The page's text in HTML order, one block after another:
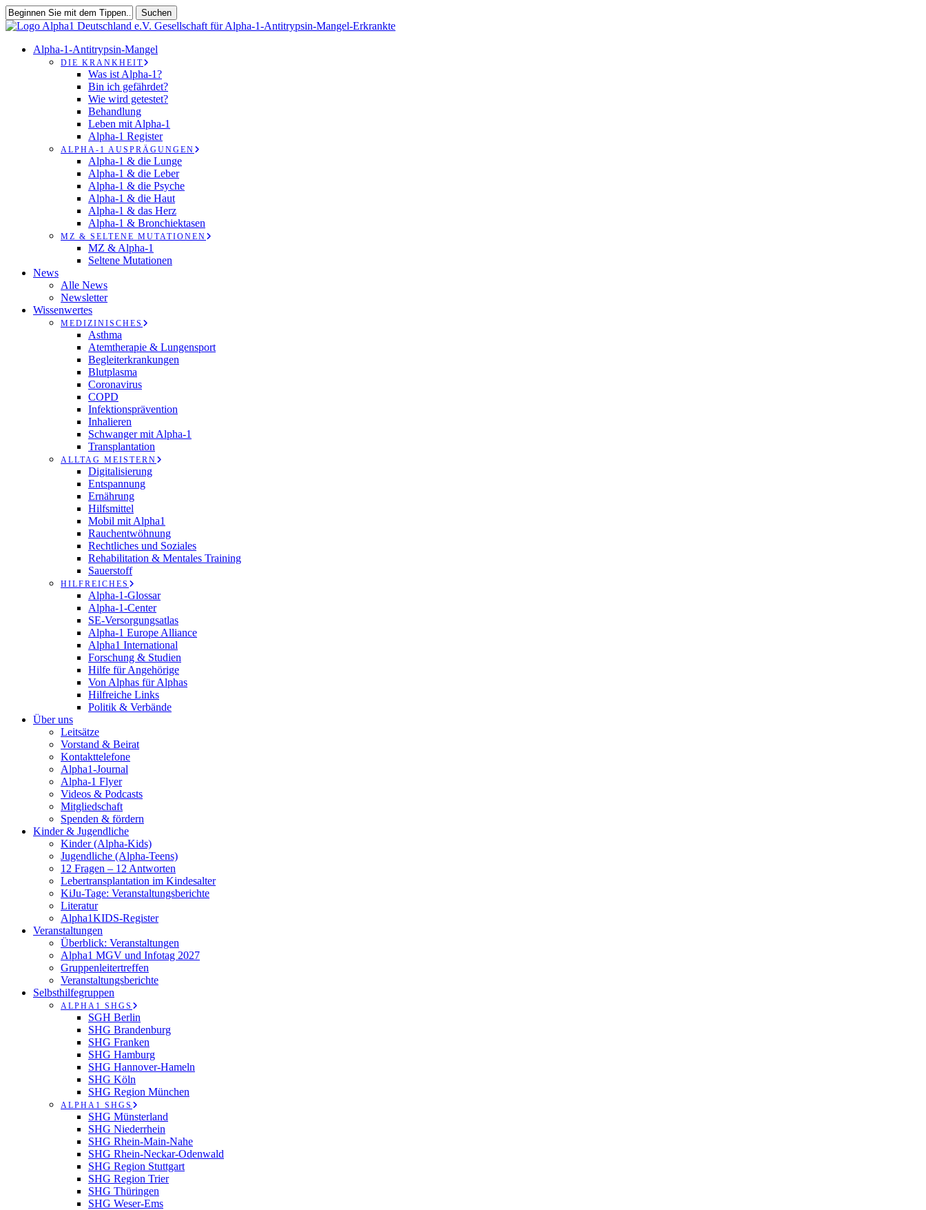
Zum
Hauptinhalt
springen
Suchen
Suche
suchen
SpeisekarteAlpha-1-Antitrypsin-Mangel
DIE KRANKHEIT
Was ist Alpha-1?
Bin ich gefährdet?
Wie wird getestet?
Behandlung
Leben mit Alpha-1
Alpha-1 Register
ALPHA-1 AUSPRÄGUNGEN
Alpha-1 & die Lunge
Alpha-1 & die Leber
Alpha-1 & die Psyche
Alpha-1 & die Haut
Alpha-1 & das Herz
Alpha-1 & Bronchiektasen
MZ & SELTENE MUTATIONEN
MZ & Alpha-1
Seltene Mutationen
News
Alle News
Newsletter
Wissenwertes
MEDIZINISCHES
Asthma
Atemtherapie & Lungensport
Begleiterkrankungen
Blutplasma
Coronavirus
COPD
Infektionsprävention
Inhalieren
Schwanger mit Alpha-1
Transplantation
ALLTAG MEISTERN
Digitalisierung
Entspannung
Ernährung
Hilfsmittel
Mobil mit Alpha1
Rauchentwöhnung
Rechtliches und Soziales
Rehabilitation & Mentales Training
Sauerstoff
HILFREICHES
Alpha-1-Glossar
Alpha-1-Center
SE-Versorgungsatlas
Alpha-1 Europe Alliance
Alpha1 International
Forschung & Studien
Hilfe für Angehörige
Von Alphas für Alphas
Hilfreiche Links
Politik & Verbände
Über uns
Leitsätze
Vorstand & Beirat
Kontakttelefone
Alpha1-Journal
Alpha-1 Flyer
Videos & Podcasts
Mitgliedschaft
Spenden & fördern
Kinder & Jugendliche
Kinder (Alpha-Kids)
Jugendliche (Alpha-Teens)
12 Fragen – 12 Antworten
Lebertransplantation im Kindesalter
KiJu-Tage: Veranstaltungsberichte
Literatur
Alpha1KIDS-Register
Veranstaltungen
Überblick: Veranstaltungen
Alpha1 MGV und Infotag 2027
Gruppenleitertreffen
Veranstaltungsberichte
Selbsthilfegruppen
ALPHA1 SHGS
SGH Berlin
SHG Brandenburg
SHG Franken
SHG Hamburg
SHG Hannover-Hameln
SHG Köln
SHG Region München
ALPHA1 SHGS
SHG Münsterland
SHG Niederrhein
SHG Rhein-Main-Nahe
SHG Rhein-Neckar-Odenwald
SHG Region Stuttgart
SHG Region Trier
SHG Thüringen
SHG Weser-Ems